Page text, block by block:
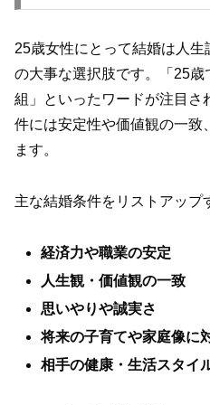
25歳女性にとって結婚は人
の大事な選択肢です。「25歳
組」といったワードが注目さ
件には安定性や価値観の一致
ます。
主な結婚条件をリストアップ
経済力や職業の安定
人生観・価値観の一致
思いやりや誠実さ
将来の子育てや家庭像に
相手の健康・生活スタイ